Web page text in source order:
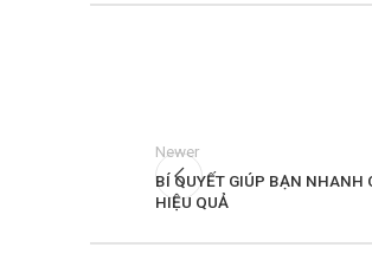
Newer
BÍ QUYẾT GIÚP BẠN NHANH
HIỆU QUẢ